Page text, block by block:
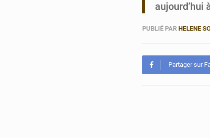
aujourd’hui
PUBLIÉ PAR HELENE
Partager sur